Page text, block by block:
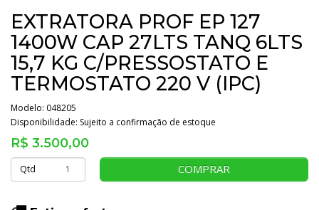
EXTRATORA PROF EP 127
1400W CAP 27LTS TANQ 6LTS
15,7 KG C/PRESSOSTATO E
TERMOSTATO 220 V (IPC)
Modelo: 048205
Disponibilidade: Sujeito a confirmação de estoque
R$ 3.500,00
Qtd COMPRAR